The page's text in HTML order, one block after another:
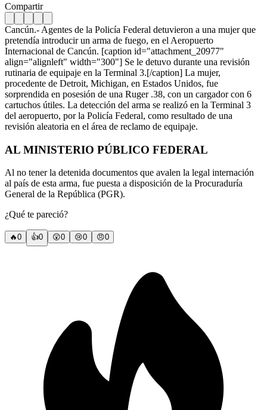
Compartir
Cancún.- Agentes de la Policía Federal detuvieron a una mujer que
pretendía introducir un arma de fuego, en el Aeropuerto
Internacional de Cancún. [caption id="attachment_20977"
align="alignleft" width="300"] Se le detuvo durante una revisión
rutinaria de equipaje en la Terminal 3.[/caption] La mujer,
procedente de Detroit, Michigan, en Estados Unidos, fue
sorprendida en posesión de una Ruger .38, con un cargador con 6
cartuchos útiles. La detección del arma se realizó en la Terminal 3
del aeropuerto, por la Policía Federal, como resultado de una
revisión aleatoria en el área de reclamo de equipaje.
AL MINISTERIO PÚBLICO FEDERAL
Al no tener la detenida documentos que avalen la legal internación
al país de esta arma, fue puesta a disposición de la Procuraduría
General de la República (PGR).
¿Qué te pareció?
🔥0 👍0 😲0 😢0 😠0